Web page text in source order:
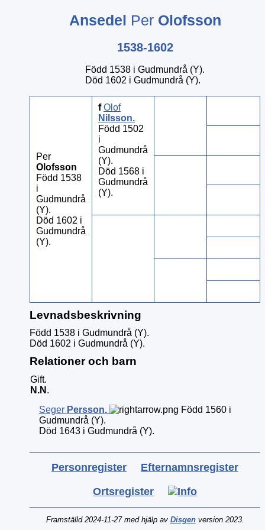
Ansedel Per Olofsson
1538-1602
Född 1538 i Gudmundrå (Y).
Död 1602 i Gudmundrå (Y).
Per
Olofsson
Född 1538
i
Gudmundrå
(Y).
Död 1602 i
Gudmundrå
(Y).
fOlof
Nilsson.
Född 1502
i
Gudmundrå
(Y).
Död 1568 i
Gudmundrå
(Y).
Levnadsbeskrivning
Född 1538 i Gudmundrå (Y).
Död 1602 i Gudmundrå (Y).
Relationer och barn
Gift.
N.N .
Seger Persson.
Född 1560 i
Gudmundrå (Y).
Död 1643 i Gudmundrå (Y).
Personregister Efternamnsregister
Ortsregister
Framställd 2024-11-27 med hjälp av Disgenversion 2023.